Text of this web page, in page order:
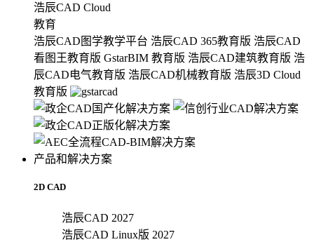
浩辰CAD Cloud
教育
浩辰CAD图学教学平台 浩辰CAD 365教育版 浩辰CAD
看图王教育版 GstarBIM 教育版 浩辰CAD建筑教育版 浩
辰CAD电气教育版 浩辰CAD机械教育版 浩辰3D Cloud
教育版
产品和解决方案
2D CAD
浩辰CAD 2027
浩辰CAD Linux版 2027